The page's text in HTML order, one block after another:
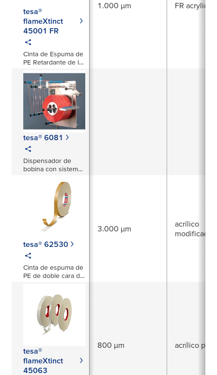
tesa®
flameXtinct
45001 FR
Cinta de Espuma de
PE Retardante de la
1.000 µm FR acrylic
tesa® 6081
Dispensador de
bobina con sistema
amortiguación
tesa® 62530
Cinta de espuma de
PE de doble cara de
3.000 µm
acrílico
modificado
tesa®
flameXtinct
45063
800 µm acrílico puro